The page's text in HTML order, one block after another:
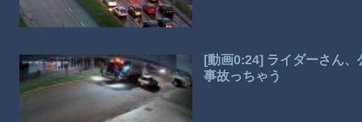
[動画0:24] ライダーさん
事故っちゃう